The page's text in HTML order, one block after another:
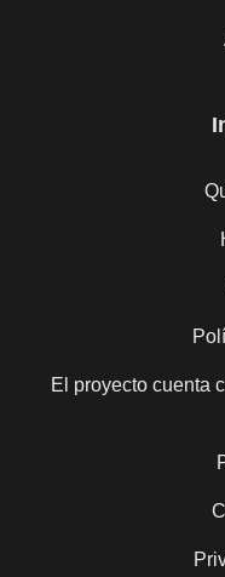
El proyecto cuenta